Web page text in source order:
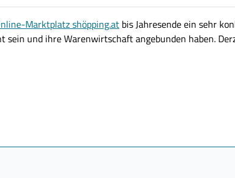
Marktplatz shöpping.at bis Jahresende ein sehr
und ihre Warenwirtschaft angebunden haben.